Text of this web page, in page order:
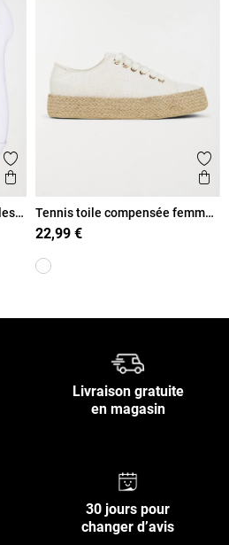
Ajouter aux favoris
Aperçu rapide
Tennis toile compensée femme
(36-41)
22,99 €
Livraison gratuite
en magasin
30 jours pour
changer d’avis